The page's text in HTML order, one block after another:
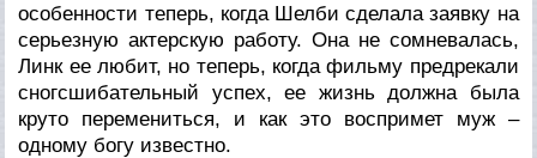
особенности теперь, когда Шелби сделала заявку на
серьезную актерскую работу. Она не сомневалась,
Линк ее любит, но теперь, когда фильму предрекали
сногсшибательный успех, ее жизнь должна была
круто перемениться, и как это воспримет муж –
одному богу известно.